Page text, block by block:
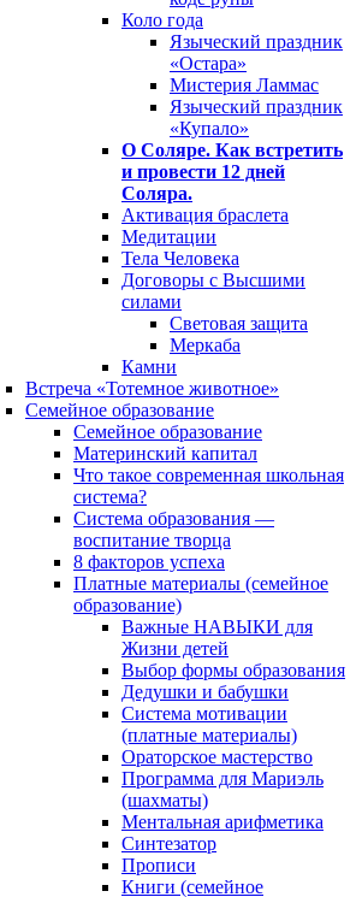
Коло года
Языческий праздник
«Остара»
Мистерия Ламмас
Языческий праздник
«Купало»
О Соляре. Как встретить
и провести 12 дней
Соляра.
Активация браслета
Медитации
Тела Человека
Договоры с Высшими
силами
Световая защита
Меркаба
Камни
Встреча «Тотемное животное»
Семейное образование
Семейное образование
Материнский капитал
Что такое современная школьная
система?
Система образования —
воспитание творца
8 факторов успеха
Платные материалы (семейное
образование)
Важные НАВЫКИ для
Жизни детей
Выбор формы образования
Дедушки и бабушки
Система мотивации
(платные материалы)
Ораторское мастерство
Программа для Мариэль
(шахматы)
Ментальная арифметика
Синтезатор
Прописи
Книги (семейное